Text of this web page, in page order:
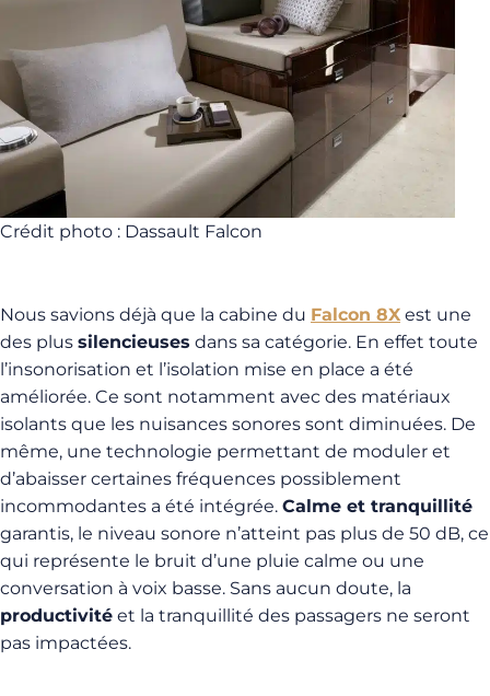
Crédit photo : Dassault Falcon
Nous savions déjà que la cabine du Falcon 8X est une
des plus silencieuses dans sa catégorie. En effet toute
l’insonorisation et l’isolation mise en place a été
améliorée. Ce sont notamment avec des matériaux
isolants que les nuisances sonores sont diminuées. De
même, une technologie permettant de moduler et
d’abaisser certaines fréquences possiblement
incommodantes a été intégrée. Calme et tranquillité
garantis, le niveau sonore n’atteint pas plus de 50 dB, ce
qui représente le bruit d’une pluie calme ou une
conversation à voix basse. Sans aucun doute, la
productivité et la tranquillité des passagers ne seront
pas impactées.